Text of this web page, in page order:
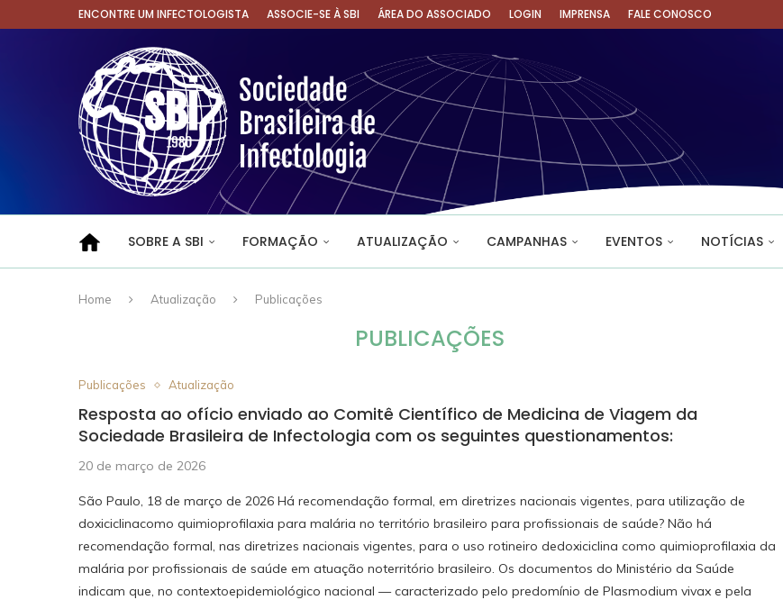
ENCONTRE UM INFECTOLOGISTA ASSOCIE-SE À SBI ÁREA DO ASSOCIADO LOGIN IMPRENSA FALE CONOSCO
SOBRE A SBI FORMAÇÃO ATUALIZAÇÃO CAMPANHAS EVENTOS NOTÍCIAS
Home Atualização Publicações
PUBLICAÇÕES
Publicações Atualização
Resposta ao ofício enviado ao Comitê Científico de Medicina de Viagem da
Sociedade Brasileira de Infectologia com os seguintes questionamentos:
20 de março de 2026
São Paulo, 18 de março de 2026 Há recomendação formal, em diretrizes nacionais vigentes, para utilização de
doxiciclinacomo quimioprofilaxia para malária no território brasileiro para profissionais de saúde? Não há
recomendação formal, nas diretrizes nacionais vigentes, para o uso rotineiro dedoxiciclina como quimioprofilaxia da
malária por profissionais de saúde em atuação noterritório brasileiro. Os documentos do Ministério da Saúde
indicam que, no contextoepidemiológico nacional — caracterizado pelo predomínio de Plasmodium vivax e pela